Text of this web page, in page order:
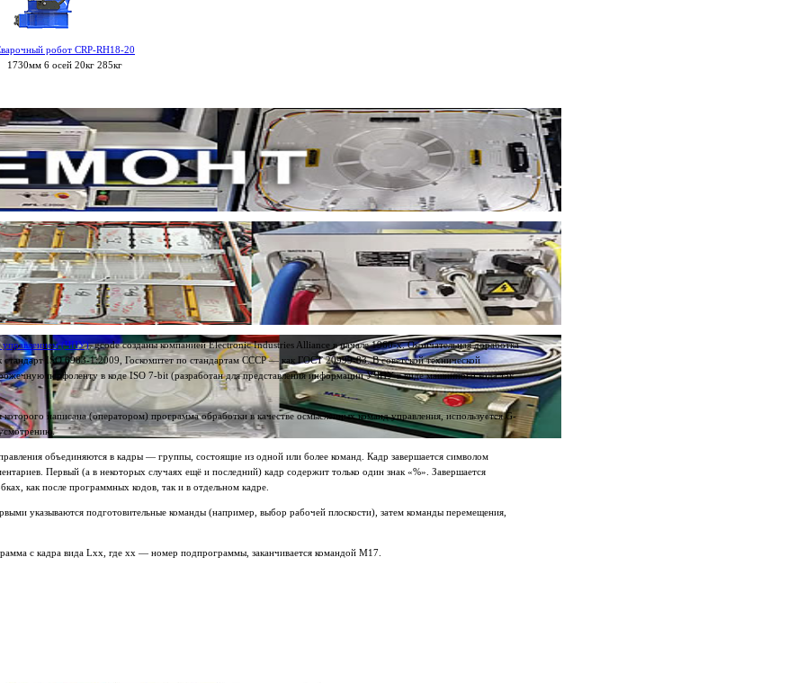
робот CRP-RH18-20
1730мм 6 осей 20кг 285кг
управлением (ЧПУ). gcode созданы компанией Electronic Industries Alliance в начале 1960-х. Окончательная доработка
стандарт ISO 6983-1:2009, Госкомитет по стандартам СССР — как ГОСТ 20999-83. В советской технической
перфоленту в коде ISO 7-bit (разработан для представления информации УЧПУ в виде машинного кода так
написана (оператором) программа обработки в качестве осмысленных команд управления, используется G-
объединяются в кадры — группы, состоящие из одной или более команд. Кадр завершается символом
Первый (а в некоторых случаях ещё и последний) кадр содержит только один знак «%». Завершается
как после программных кодов, так и в отдельном кадре.
указываются подготовительные команды (например, выбор рабочей плоскости), затем команды перемещения,
с кадра вида Lxx, где xx — номер подпрограммы, заканчивается командой M17.